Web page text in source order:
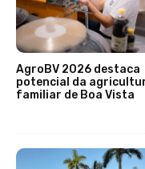
AgroBV 2026 destaca
potencial da
familiar de Boa Vista